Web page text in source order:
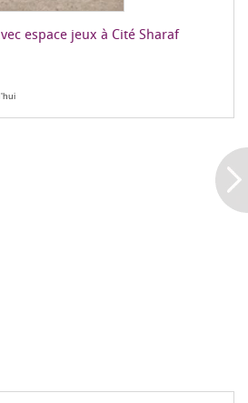
espace jeux à Cité Sharaf